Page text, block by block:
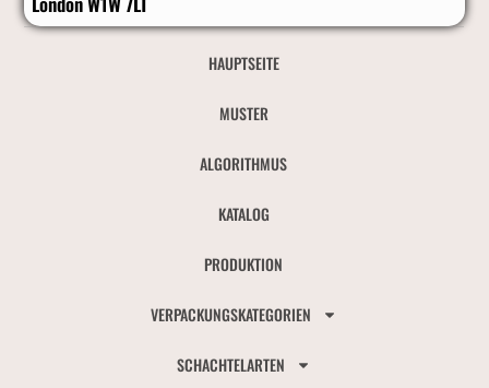
HAUPTSEITE
MUSTER
ALGORITHMUS
KATALOG
PRODUKTION
VERPACKUNGSKATEGORIEN
SCHACHTELARTEN